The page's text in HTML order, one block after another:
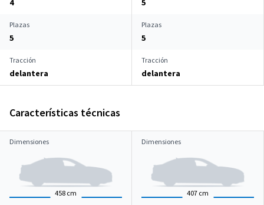
4 5
Plazas
5
Plazas
5
Tracción
delantera
Tracción
delantera
Características técnicas
Dimensiones
458 cm
Dimensiones
407 cm